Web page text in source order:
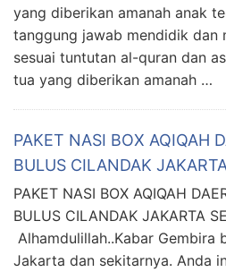
yang diberikan amanah anak
tanggung jawab mendidik dan
sesuai tuntutan al-quran dan
tua yang diberikan amanah …
PAKET NASI BOX AQIQAH
BULUS CILANDAK
PAKET NASI BOX AQIQAH
BULUS CILANDAK JAKARTA
Alhamdulillah..Kabar Gembira
Jakarta dan sekitarnya. Anda